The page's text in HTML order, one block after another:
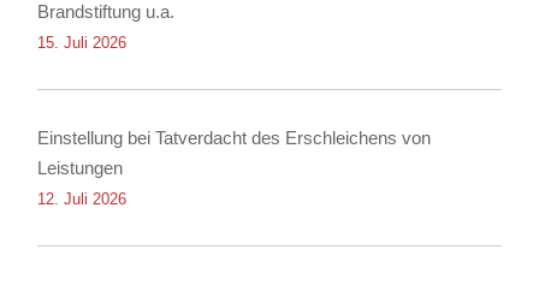
Brandstiftung u.a.
15. Juli 2026
Einstellung bei Tatverdacht des Erschleichens von
Leistungen
12. Juli 2026